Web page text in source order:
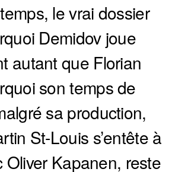
le vrai dossier
Demidov joue
autant que Florian
son temps de
sa production,
St-Louis s’entête à
Oliver Kapanen, reste